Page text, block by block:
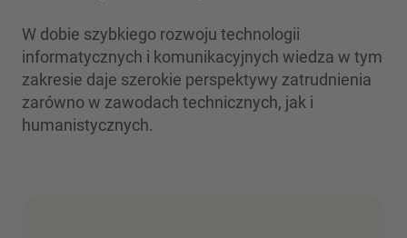
W dobie szybkiego rozwoju technologii
informatycznych i komunikacyjnych wiedza w tym
zakresie daje szerokie perspektywy zatrudnienia
zarówno w zawodach technicznych, jak i
humanistycznych.